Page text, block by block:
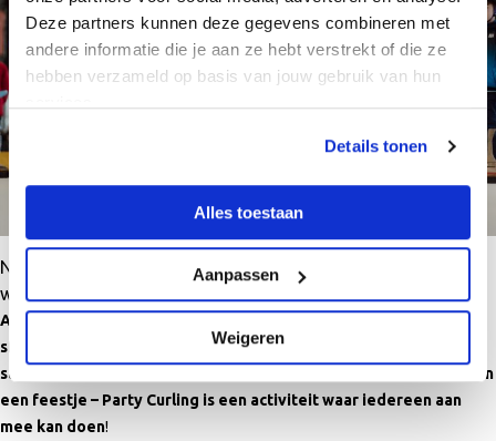
Deze partners kunnen deze gegevens combineren met
andere informatie die je aan ze hebt verstrekt of die ze
hebben verzameld op basis van jouw gebruik van hun
Details tonen
Alles toestaan
Aanpassen
Weigeren
Nieuw bij De Meent: Party Curling – het leukste uitje voor de
winter!
Alkmaar Sport introduceert Party Curling. Een toegankelijke en
sfeervolle activiteit die samenwerking, strategie en plezier
samenbrengt. Of je nu jong, oud, sportief of gewoon fan bent van
een feestje – Party Curling is een activiteit waar iedereen aan
mee kan doen!